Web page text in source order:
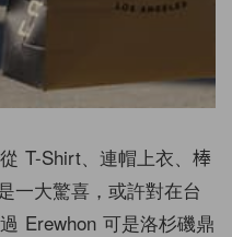
T-Shirt、連帽上衣、棒
一大驚喜，或許對在台
Erewhon 可是洛杉磯鼎